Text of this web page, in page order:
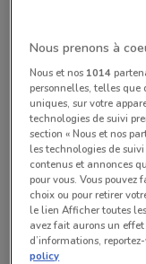
Samedi n.d.
Dimanche n.d.
+33
Toutes les offres
Nous prenons à
Nous et nos 1014
personnelles, telles que
uniques, sur votre
technologies de suivi
section « Nous et nos
les technologies de
contenus et annonces
pour vous. Vous pouvez
choix ou pour retirer
le lien Afficher toutes
avez fait aurons un
d’informations,
policy